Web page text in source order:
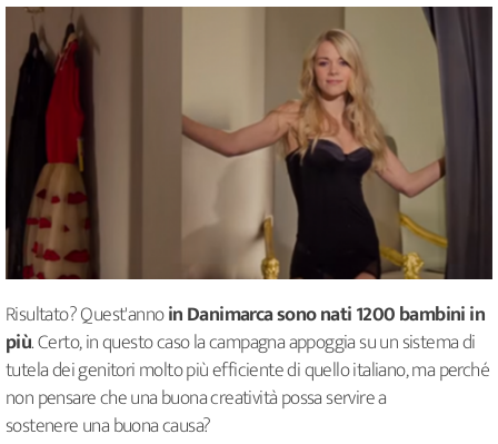
Risultato? Quest'annoin Danimarca sono nati 1200 bambini in
più. Certo, in questo caso la campagna appoggia su un sistema di
tutela dei genitori molto più efficiente di quello italiano, ma perché
non pensare che una buona creatività possa servire a
sostenereuna buona causa?